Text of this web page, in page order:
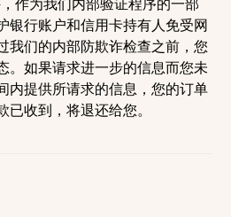
作为我们内部验证程序的一部
银行账户和信用卡持有人免受网
我们的内部防欺诈检查之前，您
。如果请求进一步的信息而您未
内提供所请求的信息，您的订单
收到，将退还给您。